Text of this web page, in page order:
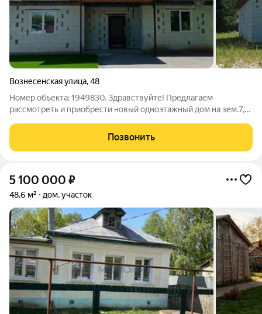
Вознесенская улица,48
Номер объекта: 1949830. Здравствуйте! Предлагаем
рассмотреть и приобрести новый одноэтажный дом на зем.7,6
позволяют создать комфортные условия для круглогодичного
проживания. Кровля, стены дома
Позвонить
5 100 000 ₽
48,6 м² дом, участок